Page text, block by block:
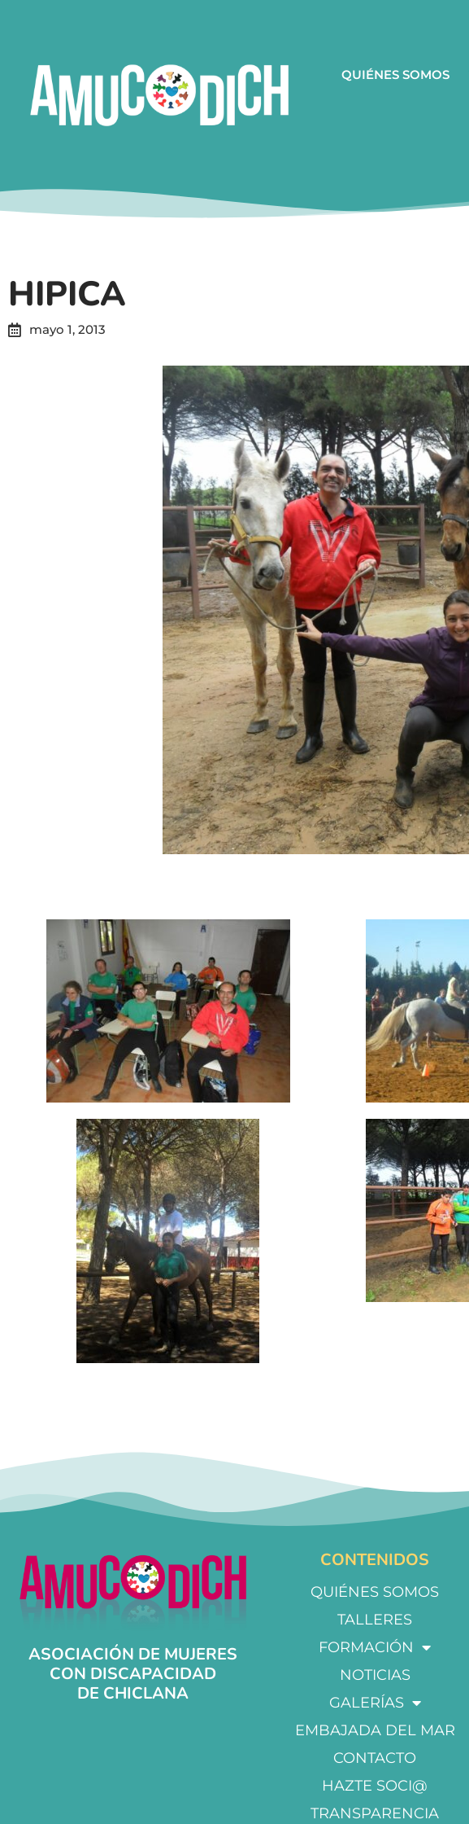
QUIÉNES SOMOS
HIPICA
mayo 1, 2013
ASOCIACIÓN DE MUJERES
CON DISCAPACIDAD
DE CHICLANA
CONTENIDOS
QUIÉNES SOMOS
TALLERES
FORMACIÓN
NOTICIAS
GALERÍAS
EMBAJADA DEL MAR
CONTACTO
HAZTE SOCI@
TRANSPARENCIA